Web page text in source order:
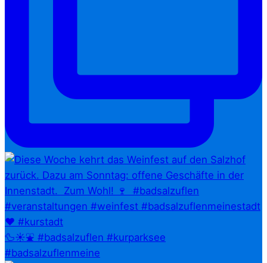
🦆☀️⛲ #badsalzuflen #kurparksee
#badsalzuflenmeine